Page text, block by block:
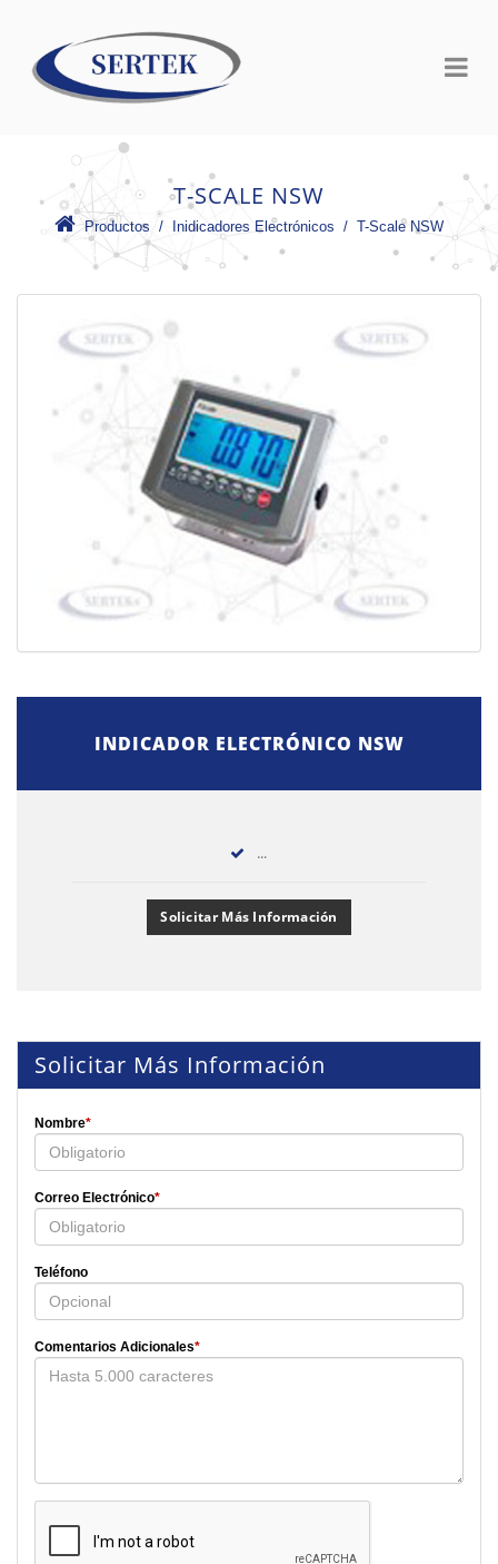
T-SCALE NSW
Productos / Inidicadores Electrónicos / T-Scale NSW
INDICADOR ELECTRÓNICO NSW
...
Solicitar Más Información
Solicitar Más Información
Nombre*
Correo Electrónico*
Teléfono
Comentarios Adicionales*